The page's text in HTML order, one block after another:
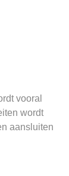
vooral
wordt
aansluiten